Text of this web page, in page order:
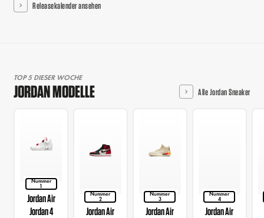
Releasekalender ansehen
TOP 5 DIESER WOCHE
JORDAN MODELLE Alle Jordan Sneaker
Nummer
1
Jordan Air
Jordan 4
Nummer
2
Jordan Air
Nummer
3
Jordan Air
Nummer
4
Jordan Air